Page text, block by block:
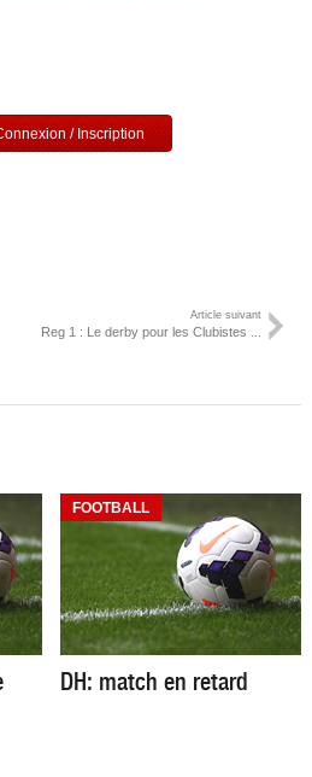
/ Inscription
Article suivant
Reg 1 : Le derby pour les Clubistes ...
FOOTBALL
DH: match en retard